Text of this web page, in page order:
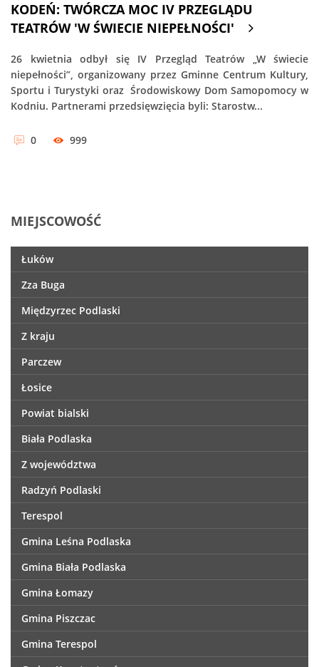
KODEŃ: TWÓRCZA MOC IV PRZEGLĄDU
TEATRÓW 'W ŚWIECIE NIEPEŁNOŚCI'
26 kwietnia odbył się IV Przegląd Teatrów „W świecie
niepełności”, organizowany przez Gminne Centrum Kultury,
Sportu i Turystyki oraz Środowiskowy Dom Samopomocy w
Kodniu. Partnerami przedsięwzięcia byli: Starostw...
0 999
MIEJSCOWOŚĆ
Łuków
Zza Buga
Międzyrzec Podlaski
Z kraju
Parczew
Łosice
Powiat bialski
Biała Podlaska
Z województwa
Radzyń Podlaski
Terespol
Gmina Leśna Podlaska
Gmina Biała Podlaska
Gmina Łomazy
Gmina Piszczac
Gmina Terespol